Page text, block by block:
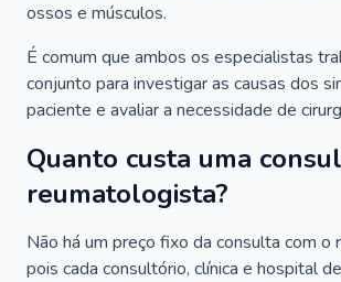
ossos e músculos.
É comum que ambos os especialistas
conjunto para investigar as causas dos
paciente e avaliar a necessidade de
Quanto custa uma
reumatologista?
Não há um preço fixo da consulta com o
pois cada consultório, clínica e hospital